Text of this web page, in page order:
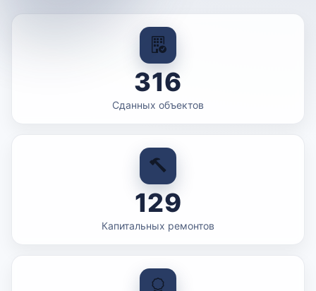
316
Сданных объектов
129
Капитальных ремонтов